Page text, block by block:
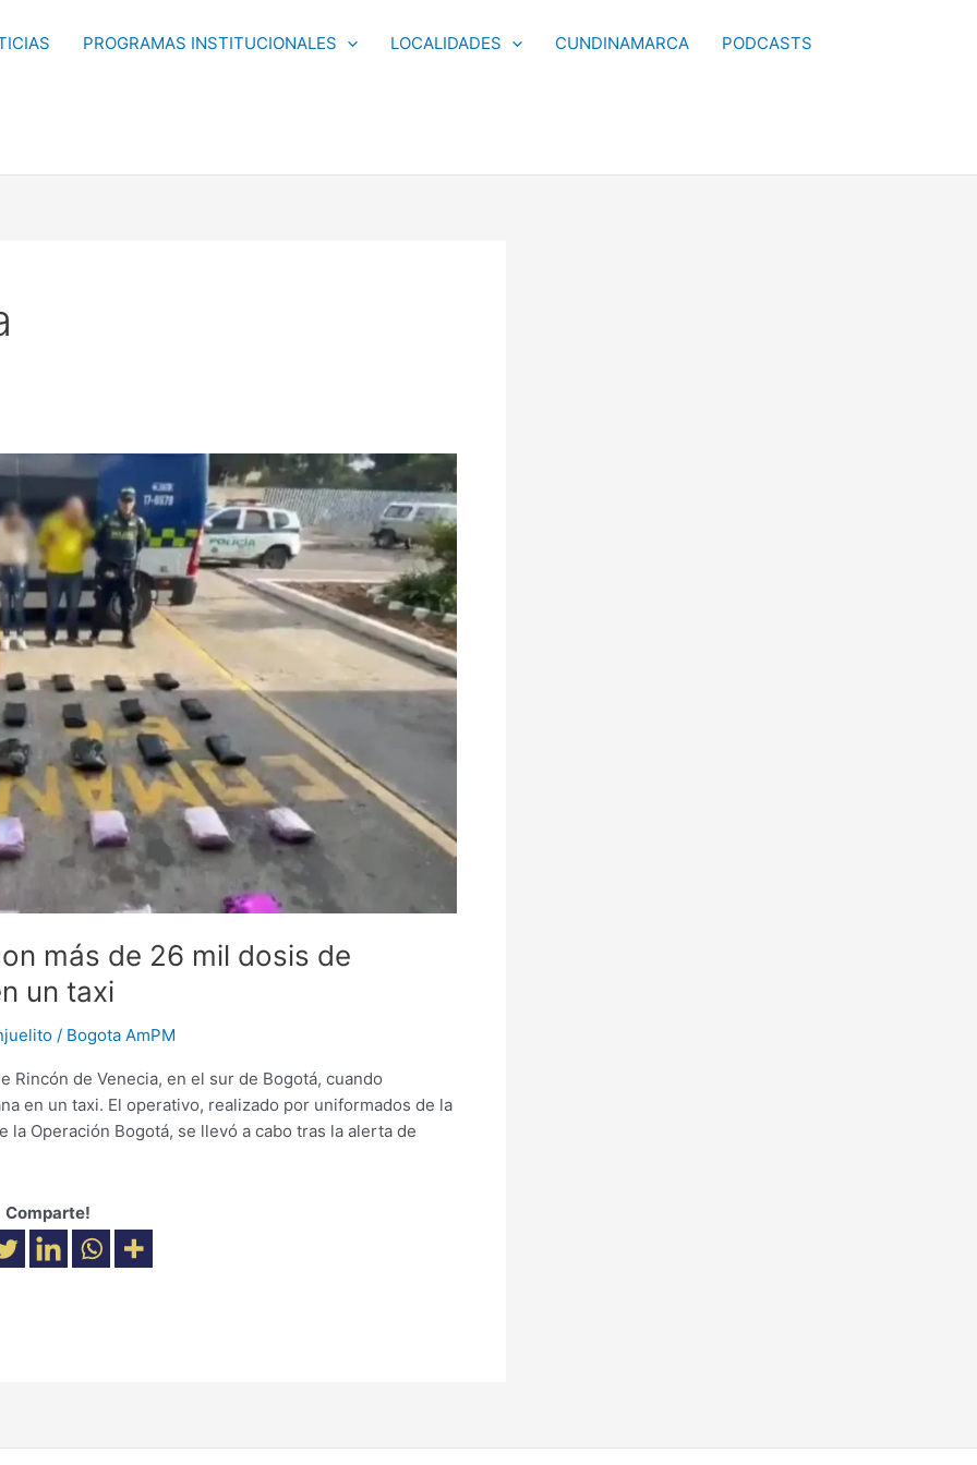
PROGRAMAS INSTITUCIONALES LOCALIDADES CUNDINAMARCA PODCASTS
más de 26 mil dosis de
un taxi
/ Bogota AmPM
Rincón de Venecia, en el sur de Bogotá, cuando
en un taxi. El operativo, realizado por uniformados de la
Operación Bogotá, se llevó a cabo tras la alerta de
Comparte!